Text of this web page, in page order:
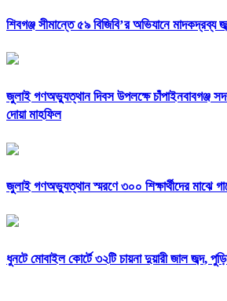
শিবগঞ্জ সীমান্তে ৫৯ বিজিবি’র অভিযানে মাদকদ্রব্য
জুলাই গণঅভ্যুত্থান দিবস উপলক্ষে চাঁপাইনবাবগঞ্জ
দোয়া মাহফিল
জুলাই গণঅভ্যুত্থান স্মরণে ৩০০ শিক্ষার্থীদের মাঝে
ধুনটে মোবাইল কোর্টে ৩২টি চায়না দুয়ারী জাল জব্দ,